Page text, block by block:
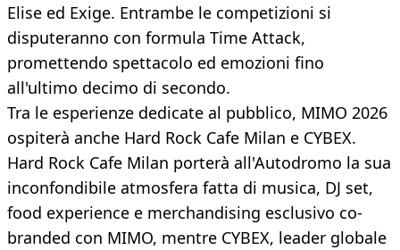
Elise ed Exige. Entrambe le competizioni si
disputeranno con formula Time Attack,
promettendo spettacolo ed emozioni fino
all'ultimo decimo di secondo.
Tra le esperienze dedicate al pubblico, MIMO 2026
ospiterà anche Hard Rock Cafe Milan e CYBEX.
Hard Rock Cafe Milan porterà all'Autodromo la sua
inconfondibile atmosfera fatta di musica, DJ set,
food experience e merchandising esclusivo co-
branded con MIMO, mentre CYBEX, leader globale